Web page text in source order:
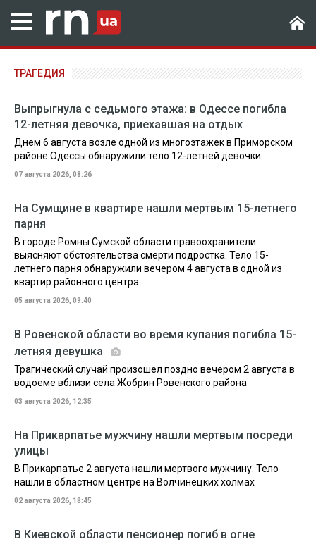
ТРАГЕДИЯ
Выпрыгнула с седьмого этажа: в Одессе погибла
12-летняя девочка, приехавшая на отдых
Днем 6 августа возле одной из многоэтажек в Приморском
районе Одессы обнаружили тело 12-летней девочки
07 августа 2026, 08:26
На Сумщине в квартире нашли мертвым 15-летнего
парня
В городе Ромны Сумской области правоохранители
выясняют обстоятельства смерти подростка. Тело 15-
летнего парня обнаружили вечером 4 августа в одной из
квартир районного центра
05 августа 2026, 09:40
В Ровенской области во время купания погибла 15-
летняя девушка
Трагический случай произошел поздно вечером 2 августа в
водоеме вблизи села Жобрин Ровенского района
03 августа 2026, 12:35
На Прикарпатье мужчину нашли мертвым посреди
улицы
В Прикарпатье 2 августа нашли мертвого мужчину. Тело
нашли в областном центре на Волчинецких холмах
02 августа 2026, 18:45
В Киевской области пенсионер погиб в огне